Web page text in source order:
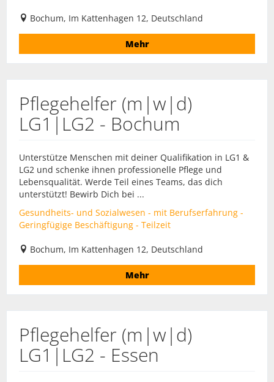
Bochum, Im Kattenhagen 12, Deutschland
Mehr
Pflegehelfer (m|w|d)
LG1|LG2 - Bochum
Unterstütze Menschen mit deiner Qualifikation in LG1 &
LG2 und schenke ihnen professionelle Pflege und
Lebensqualität. Werde Teil eines Teams, das dich
unterstützt! Bewirb Dich bei ...
Gesundheits- und Sozialwesen - mit Berufserfahrung -
Geringfügige Beschäftigung - Teilzeit
Bochum, Im Kattenhagen 12, Deutschland
Mehr
Pflegehelfer (m|w|d)
LG1|LG2 - Essen